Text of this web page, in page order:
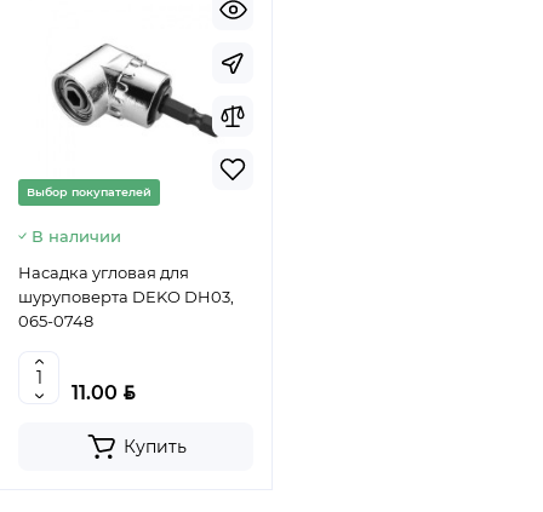
Выбор покупателей
В наличии
Насадка угловая для
шуруповерта DEKO DH03,
065-0748
11.00 BYN
Купить